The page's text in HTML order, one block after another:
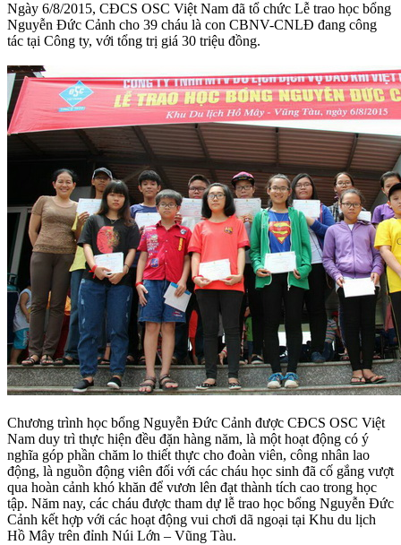
Ngày 6/8/2015, CĐCS OSC Việt Nam đã tổ chức Lễ trao học bổng
Nguyễn Đức Cảnh cho 39 cháu là con CBNV-CNLĐ đang công
tác tại Công ty, với tổng trị giá 30 triệu đồng.
Chương trình học bổng Nguyễn Đức Cảnh được CĐCS OSC Việt
Nam duy trì thực hiện đều đặn hàng năm, là một hoạt động có ý
nghĩa góp phần chăm lo thiết thực cho đoàn viên, công nhân lao
động, là nguồn động viên đối với các cháu học sinh đã cố gắng vượt
qua hoàn cảnh khó khăn để vươn lên đạt thành tích cao trong học
tập. Năm nay, các cháu được tham dự lễ trao học bổng Nguyễn Đức
Cảnh kết hợp với các hoạt động vui chơi dã ngoại tại Khu du lịch
Hồ Mây trên đỉnh Núi Lớn – Vũng Tàu.